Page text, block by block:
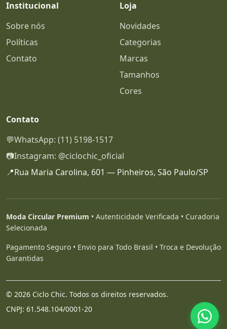
Institucional
Sobre nós
Políticas
Contato
Loja
Novidades
Categorias
Marcas
Tamanhos
Cores
Contato
💬WhatsApp: (11) 5198-1517
📷Instagram: @ciclochic_oficial
📍Rua Maria Carolina, 601 — Pinheiros, São Paulo/SP
Moda Circular Premium • Autenticidade Verificada • Curadoria
Selecionada
Pagamento Seguro • Envio para Todo Brasil • Troca e Devolução
Garantidas
© 2026 Ciclo Chic. Todos os direitos reservados.
CNPJ: 61.548.104/0001-20